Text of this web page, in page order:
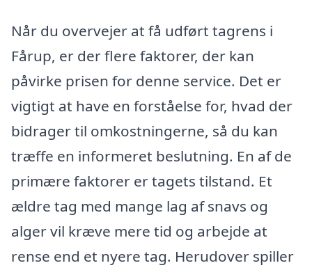
Når du overvejer at få udført tagrens i
Fårup, er der flere faktorer, der kan
påvirke prisen for denne service. Det er
vigtigt at have en forståelse for, hvad der
bidrager til omkostningerne, så du kan
træffe en informeret beslutning. En af de
primære faktorer er tagets tilstand. Et
ældre tag med mange lag af snavs og
alger vil kræve mere tid og arbejde at
rense end et nyere tag. Herudover spiller